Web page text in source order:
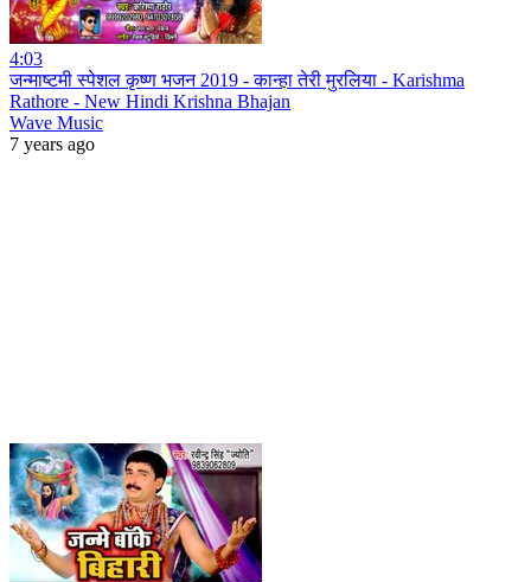
4:03
जन्माष्टमी स्पेशल कृष्ण भजन 2019 - कान्हा तेरी मुरलिया - Karishma
Rathore - New Hindi Krishna Bhajan
Wave Music
7 years ago